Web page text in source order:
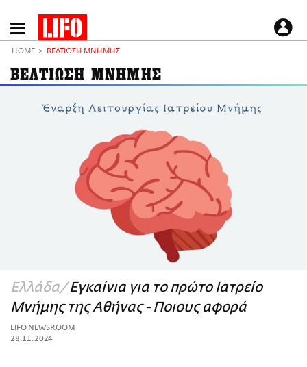
το
LIFOLAND
CITY GUIDE
ΑΜΠΑ
PRINT
ΕΙΔΗΣΕΙΣ
CULTURE
ΤΡΟΠΟΣ ΖΩΗΣ
HOME ΒΕΛΤΙΩΣΗ ΜΝΗΜΗΣ
ΒΕΛΤΙΩΣΗ ΜΝΗΜΗΣ
Ελλάδα Εγκαίνια για το πρώτο Ιατρείο
Μνήμης της Αθήνας - Ποιους αφορά
LIFO NEWSROOM
28.11.2024